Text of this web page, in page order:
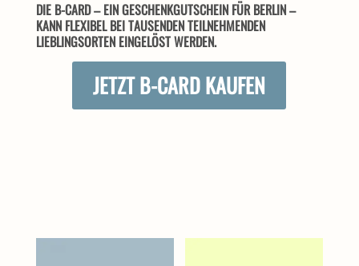
DIE B-CARD – EIN GESCHENKGUTSCHEIN FÜR BERLIN –
KANN FLEXIBEL BEI TAUSENDEN TEILNEHMENDEN
LIEBLINGSORTEN EINGELÖST WERDEN.
JETZT B-CARD KAUFEN